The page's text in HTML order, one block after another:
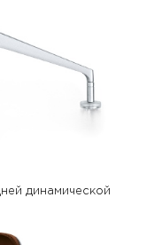
динамической